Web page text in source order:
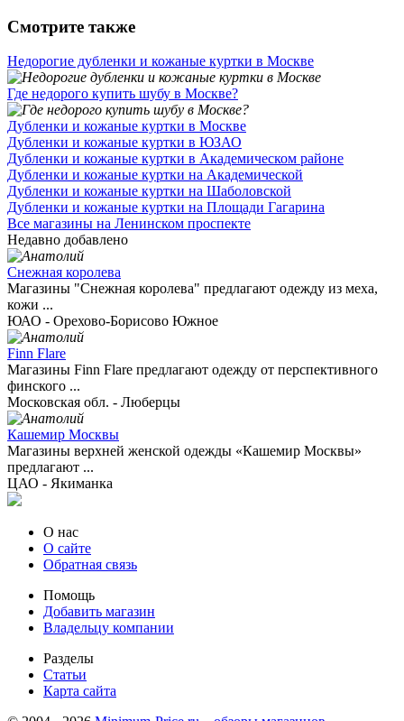
Смотрите также
Недорогие дубленки и кожаные куртки в Москве
Где недорого купить шубу в Москве?
Дубленки и кожаные куртки в Москве
Дубленки и кожаные куртки в ЮЗАО
Дубленки и кожаные куртки в Академическом районе
Дубленки и кожаные куртки на Академической
Дубленки и кожаные куртки на Шаболовской
Дубленки и кожаные куртки на Площади Гагарина
Все магазины на Ленинском проспекте
Недавно добавлено
Снежная королева
Магазины "Снежная королева" предлагают одежду из меха,
кожи ...
ЮАО - Орехово-Борисово Южное
Finn Flare
Магазины Finn Flare предлагают одежду от перспективного
финского ...
Московская обл. - Люберцы
Кашемир Москвы
Магазины верхней женской одежды «Кашемир Москвы»
предлагают ...
ЦАО - Якиманка
О нас
О сайте
Обратная связь
Помощь
Добавить магазин
Владельцу компании
Разделы
Статьи
Карта сайта